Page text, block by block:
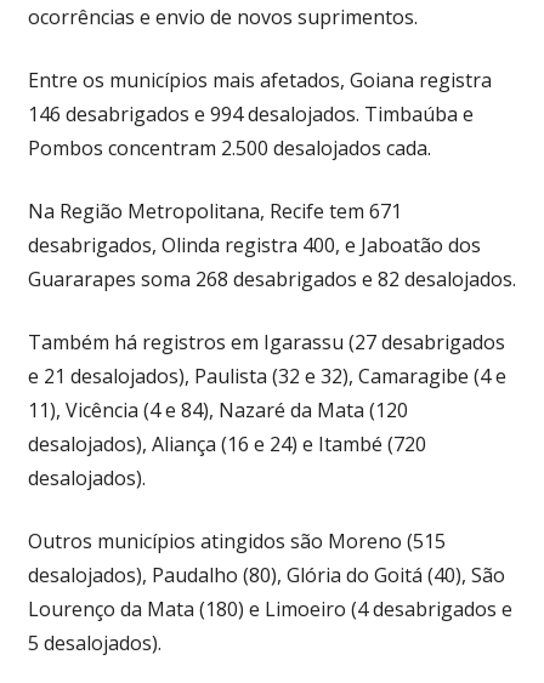
ocorrências e envio de novos suprimentos.
Entre os municípios mais afetados, Goiana registra
146 desabrigados e 994 desalojados. Timbaúba e
Pombos concentram 2.500 desalojados cada.
Na Região Metropolitana, Recife tem 671
desabrigados, Olinda registra 400, e Jaboatão dos
Guararapes soma 268 desabrigados e 82 desalojados.
Também há registros em Igarassu (27 desabrigados
e 21 desalojados), Paulista (32 e 32), Camaragibe (4 e
11), Vicência (4 e 84), Nazaré da Mata (120
desalojados), Aliança (16 e 24) e Itambé (720
desalojados).
Outros municípios atingidos são Moreno (515
desalojados), Paudalho (80), Glória do Goitá (40), São
Lourenço da Mata (180) e Limoeiro (4 desabrigados e
5 desalojados).